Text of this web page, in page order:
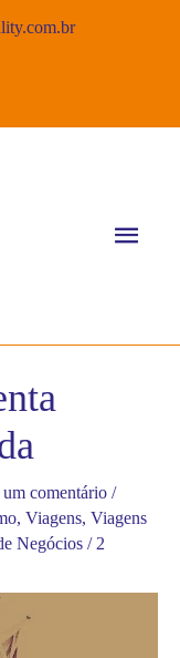
comentário /
, Viagens, Viagens
Negócios / 2